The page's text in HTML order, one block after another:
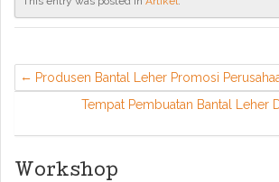
Produsen Bantal Leher Promosi
Tempat Pembuatan Bantal Leher
Workshop